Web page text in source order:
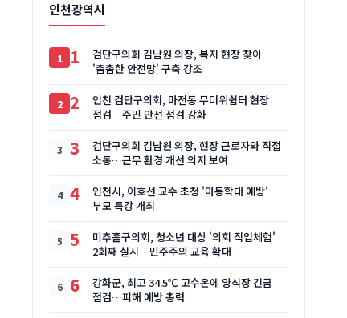
인천광역시
1
검단구의회 김남원 의장, 복지 현장 찾아
'촘촘한 안전망' 구축 강조
2
인천 검단구의회, 마전동 무더위쉼터 현장
점검…주민 안전 점검 강화
3
검단구의회 김남원 의장, 현장 근로자와 직접
소통…근무 환경 개선 의지 보여
4
인천시, 이호선 교수 초청 '아동학대 예방'
부모 특강 개최
5
미추홀구의회, 청소년 대상 '의회 직업체험'
2회째 실시…민주주의 교육 확대
6
강화군, 최고 34.5℃ 고수온에 양식장 긴급
점검…피해 예방 총력